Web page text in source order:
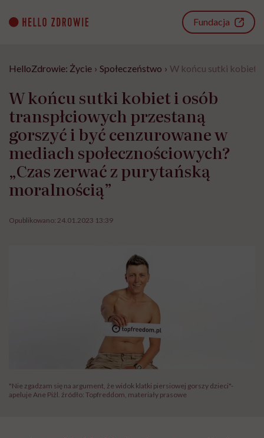
content
Fundacja
HelloZdrowie: Życie › Społeczeństwo › W końcu sutki kobiet i
W końcu sutki kobiet i osób
transpłciowych przestaną
gorszyć i być cenzurowane w
mediach społecznościowych?
„Czas zerwać z purytańską
moralnością”
Opublikowano: 24.01.2023 13:39
"Nie zgadzam się na argument, że widok klatki piersiowej gorszy dzieci"-
apeluje Ane Piżl. źródło: Topfreddom, materiały prasowe